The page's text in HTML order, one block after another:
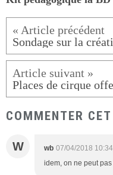
Sondage sur la
Places de cirque
COMMENTER
W wb 07/04/2018 10:34
idem, on ne peut